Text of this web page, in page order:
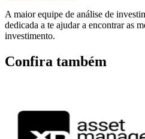
A maior equipe de análise de
dedicada a te ajudar a encontrar as
investimento.
Confira também